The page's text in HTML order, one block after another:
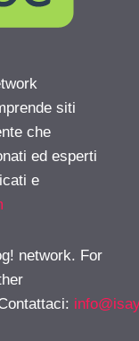
siti
che
ed esperti
e
network. For
: